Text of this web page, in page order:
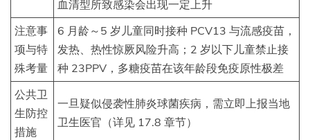
血清型所致感染会出现一定上升
注意事
项与特
殊考量
6 月龄～5 岁儿童同时接种 PCV13 与流感疫苗，
发热、热性惊厥风险升高；2 岁以下儿童禁止接
种 23PPV，多糖疫苗在该年龄段免疫原性极差
公共卫
生防控
措施
一旦疑似侵袭性肺炎球菌疾病，需立即上报当地
卫生医官（详见 17.8 章节）